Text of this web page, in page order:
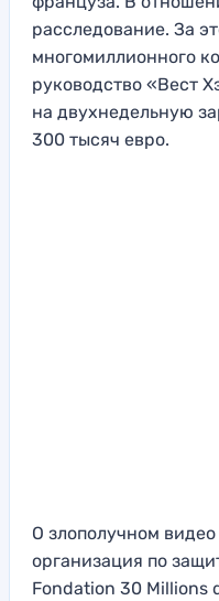
расследование. За
многомиллионного
руководство «Вест
на двухнедельную
300 тысяч евро.
О злополучном
организация по
Fondation 30 Millions